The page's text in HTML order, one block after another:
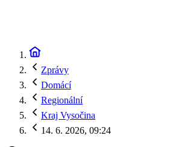
Zprávy
Domácí
Regionální
Kraj Vysočina
14. 6. 2026, 09:24